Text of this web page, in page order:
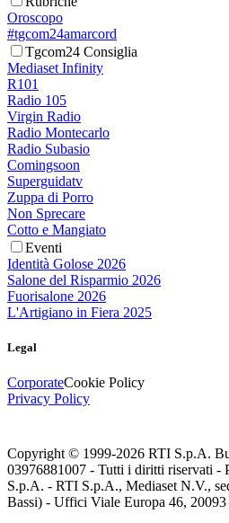
Oroscopo
#tgcom24amarcord
Tgcom24 Consiglia
Mediaset Infinity
R101
Radio 105
Virgin Radio
Radio Montecarlo
Radio Subasio
Comingsoon
Superguidatv
Zuppa di Porro
Non Sprecare
Cotto e Mangiato
Eventi
Identità Golose 2026
Salone del Risparmio 2026
Fuorisalone 2026
L'Artigiano in Fiera 2025
Legal
CorporateCookie Policy
Privacy Policy
Copyright © 1999-2026 RTI S.p.A.
03976881007 - Tutti i diritti riservati -
S.p.A. - RTI S.p.A., Mediaset N.V.,
Bassi) - Uffici Viale Europa 46,